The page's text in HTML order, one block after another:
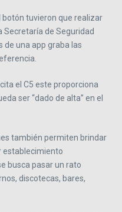
botón tuvieron que realizar
Secretaría de Seguridad
de una app graba las
el C5 este proporciona
ser “dado de alta” en el
también permiten brindar
establecimiento
busca pasar un rato
discotecas, bares,